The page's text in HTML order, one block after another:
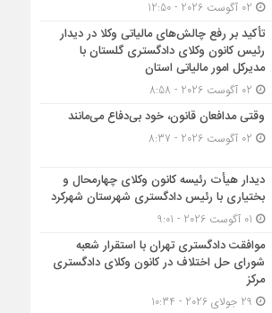
تأکید بر رفع چالش‌های مالیاتی وکلا در دیدار
رئیس کانون وکلای دادگستری گلستان با
مدیرکل امور مالیاتی استان
وقتی مدافعان قانون، خود بی‌دفاع می‌مانند
دیدار هیأت رئیسه کانون وکلای چهارمحال و
بختیاری با رئیس دادگستری شهرستان شهرکرد
موافقت دادگستری تهران با استقرار شعبه
شورای حل اختلاف در کانون وکلای دادگستری
مرکز